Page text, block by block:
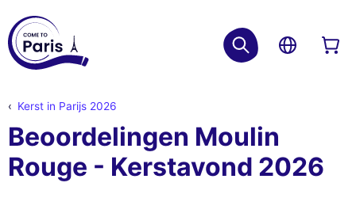
Kerst in Parijs 2026
Beoordelingen Moulin
Rouge - Kerstavond 2026